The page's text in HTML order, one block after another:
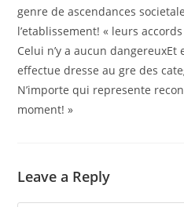
genre de ascendances
l’etablissement! « leurs
Celui n’y a aucun
effectue dresse au gre des
N’importe qui represente
moment! »
Leave a Reply